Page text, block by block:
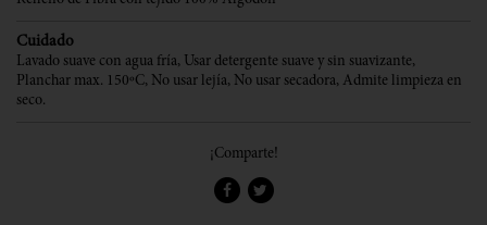
Cuidado
Lavado suave con agua fría, Usar detergente suave y sin suavizante,
Planchar max. 150ºC, No usar lejía, No usar secadora, Admite limpieza en
seco.
¡Comparte!